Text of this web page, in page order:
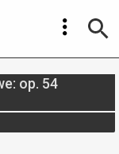
op. 54